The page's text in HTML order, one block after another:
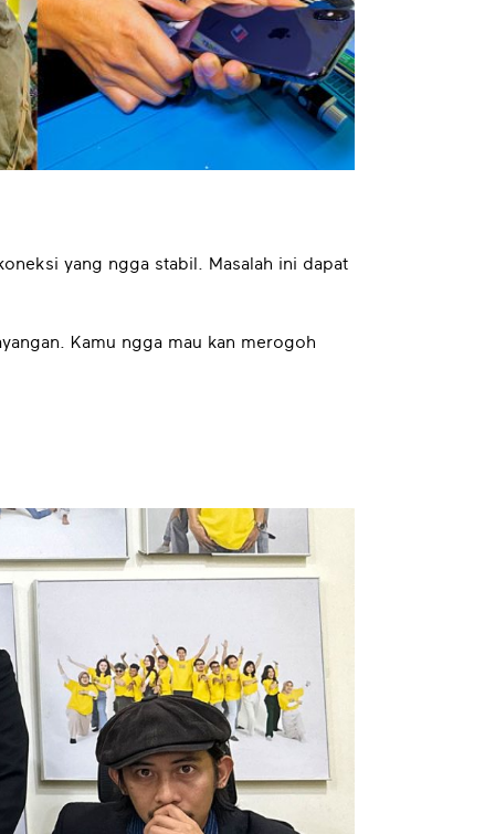
yang ngga stabil. Masalah ini dapat
Kamu ngga mau kan merogoh